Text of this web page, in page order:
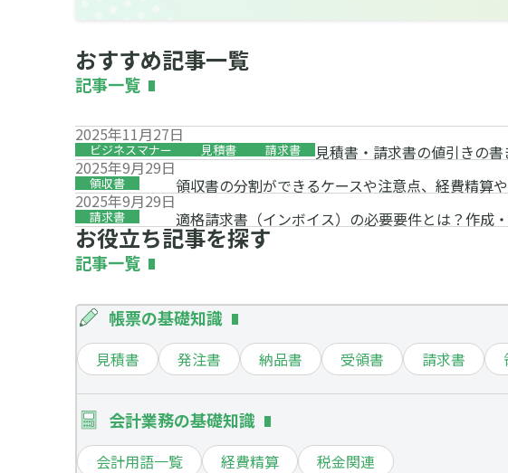
おすすめ記事一覧
記事一覧
2025年11月27日
ビジネスマナー 見積書 請求書 見積書・請求書の値引きの
2025年9月29日
領収書 領収書の分割ができるケースや注意点、経費精算
2025年9月29日
請求書 適格請求書（インボイス）の必要要件とは？作成
お役立ち記事を探す
記事一覧
帳票の基礎知識
見積書 発注書 納品書 受領書 請求書
会計業務の基礎知識
会計用語一覧 経費精算 税金関連